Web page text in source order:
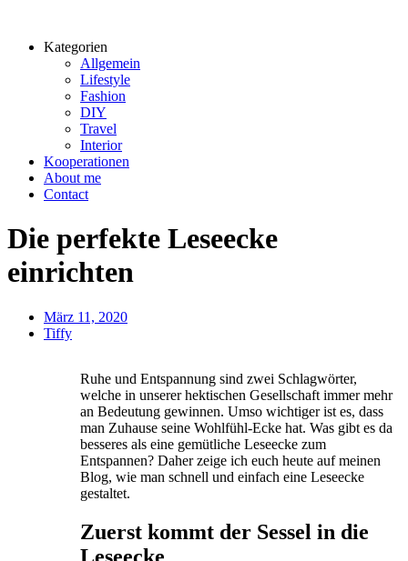
Kategorien
Allgemein
Lifestyle
Fashion
DIY
Travel
Interior
Kooperationen
About me
Contact
Die perfekte Leseecke
einrichten
März 11, 2020
Tiffy
Ruhe und Entspannung sind zwei Schlagwörter,
welche in unserer hektischen Gesellschaft immer mehr
an Bedeutung gewinnen. Umso wichtiger ist es, dass
man Zuhause seine Wohlfühl-Ecke hat. Was gibt es da
besseres als eine gemütliche Leseecke zum
Entspannen? Daher zeige ich euch heute auf meinen
Blog, wie man schnell und einfach eine Leseecke
gestaltet.
Zuerst kommt der Sessel in die
Leseecke